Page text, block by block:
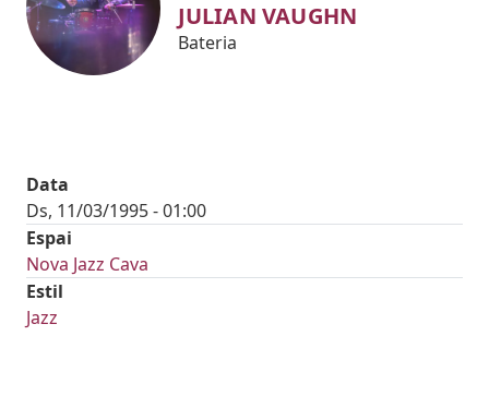
JULIAN VAUGHN
Bateria
Data
Ds, 11/03/1995 - 01:00
Espai
Nova Jazz Cava
Estil
Jazz